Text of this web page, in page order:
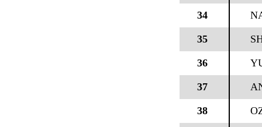
34
35
36
37
38